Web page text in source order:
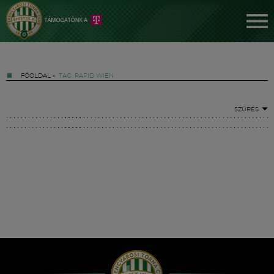
FŐOLDAL » TAG: RAPID WIEN
SZŰRÉS
Hírek